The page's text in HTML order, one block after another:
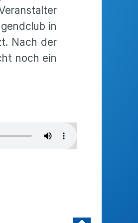
in
Nach der
noch ein